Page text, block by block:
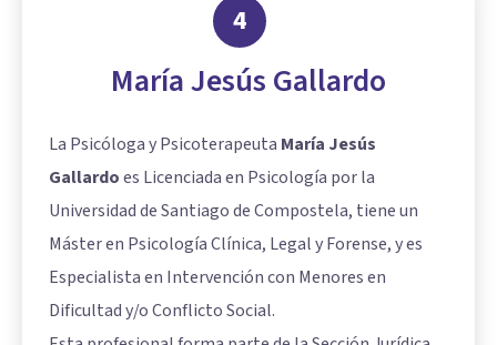
4
María Jesús Gallardo
La Psicóloga y Psicoterapeuta María Jesús
Gallardoes Licenciada en Psicología por la
Universidad de Santiago de Compostela, tiene un
Máster en Psicología Clínica, Legal y Forense, y es
Especialista en Intervención con Menores en
Dificultad y/o Conflicto Social.